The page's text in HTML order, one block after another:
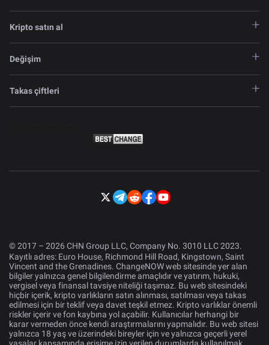
Kripto satın al
Değişim
Takas çiftleri
© 2017 – 2026 CHN Group LLC, Company No. 3010 LLC 2023.
Kayıtlı adres: Euro House, Richmond Hill Road, Kingstown, Saint
Vincent and the Grenadines. ChangeNOW web sitesinde yer alan
bilgiler yalnızca genel bilgilendirme amaçlıdır ve yatırım, hukuki,
vergisel veya finansal tavsiye niteliği taşımaz. Bu web sitesindeki
hiçbir içerik, kripto varlıkların satın alınması, satılması veya takas
edilmesi için bir teklif veya davet teşkil etmez. Kripto varlıklar önemli
riskler içerir ve fon kaybına yol açabilir. Kullanıcılar herhangi bir
karar vermeden önce kendi araştırmalarını yapmalıdır. Bu web sitesi
yalnızca 18 yaş ve üzerindeki bireyler için ve yalnızca geçerli yerel